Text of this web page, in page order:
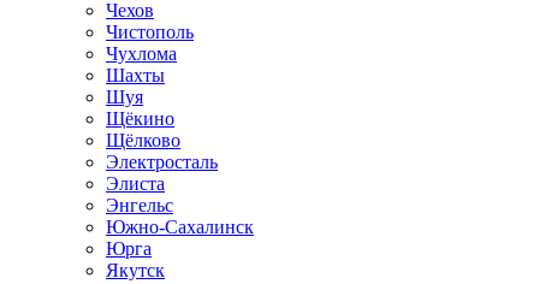
Чехов
Чистополь
Чухлома
Шахты
Шуя
Щёкино
Щёлково
Электросталь
Элиста
Энгельс
Южно-Сахалинск
Юрга
Якутск